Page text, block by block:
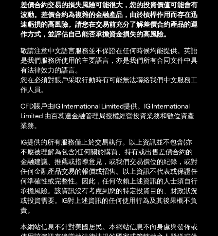
差價合約交易的損失風險可能很大，您的投資價值可能會有
波動。差價合約為複雜的金融產品，由於槓桿作用而存在迅
速虧損的高風險。請您在交易前充分了解差價合約產品的運
作方式，並評估自己能否承擔資金損失的高風險。
敬請注意中文語言服務並不保證在任何時候均能提供。英語
是我們服務所使用的主要語言，亦是我們所有合同文件中具
有法律效力的語言。
您在必須對賬戶采取行動時有可能無法聯絡我們中文服務工
作人員。
CFD賬戶由IG International Limited提供。IG International
Limited 由百慕達金融管理局授權經營投資業務和數位資產
業務。
IG提供的所有服務僅止於交易執行。以上資訊並不包含(亦
不應被理解為包含)任何關於購買、持有或出售差價合約的
金融建議、推薦或指導意見，或我們交易價位的紀錄，或對
任何金融產品交易的報價或招售。以上資訊不代表或保證任
何準確性或完整性。因此，任何依賴上述資訊的人士須自行
承擔風險。該資訊沒有考慮到您的特定投資目的、財政狀況
或投資需要。IG對上述資訊的任何使用行為及其後果概不負
責。
本網站信息不針對美國居民。本網站信息不向身處與發佈或